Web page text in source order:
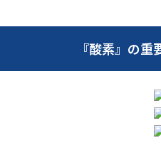
『酸素』の